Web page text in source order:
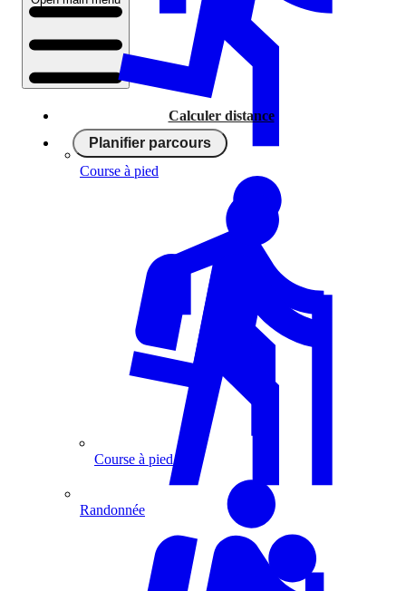
Calculer distance
Planifier parcours
Course à pied
Course à pied
Randonnée